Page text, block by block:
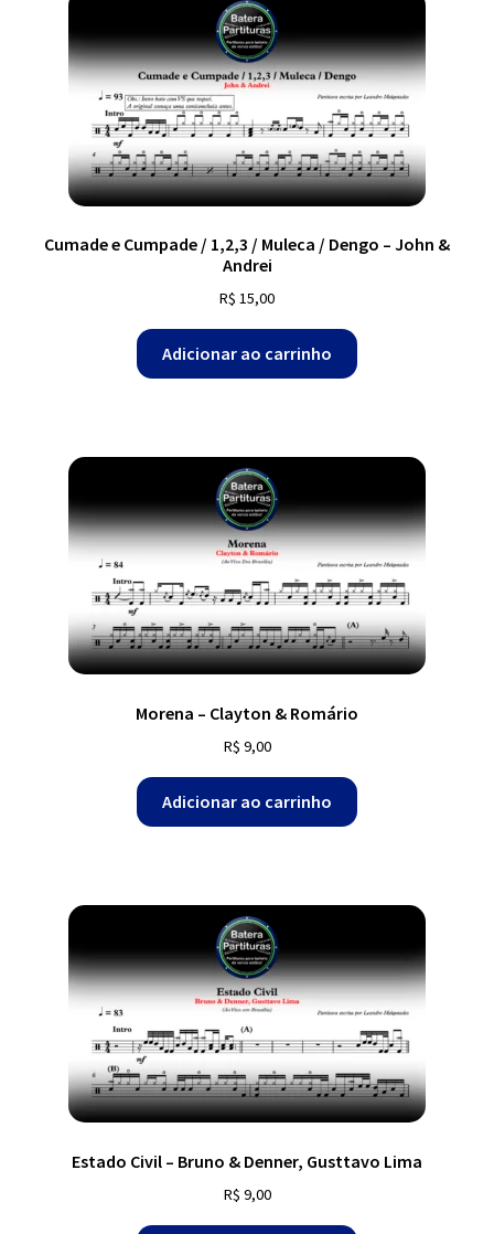
Cumade e Cumpade / 1,2,3 / Muleca / Dengo – John &
Andrei
R$ 15,00
Adicionar ao carrinho
Morena – Clayton & Romário
R$ 9,00
Adicionar ao carrinho
Estado Civil – Bruno & Denner, Gusttavo Lima
R$ 9,00